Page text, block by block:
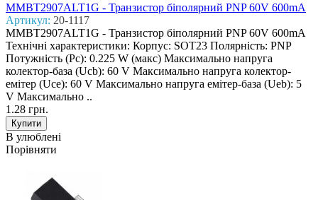
MMBT2907ALT1G - Транзистор біполярний PNP 60V 600mA
Артикул: 20-1117
MMBT2907ALT1G - Транзистор біполярний PNP 60V 600mA
Технічні характеристики: Корпус: SOT23 Полярність: PNP
Потужність (Pc): 0.225 W (макс) Макcимально напруга
колектор-база (Ucb): 60 V Макcимально напруга колектор-
емітер (Uce): 60 V Макcимально напруга емітер-база (Ueb): 5
V Макcимально ..
1.28 грн.
В улюблені
Порівняти